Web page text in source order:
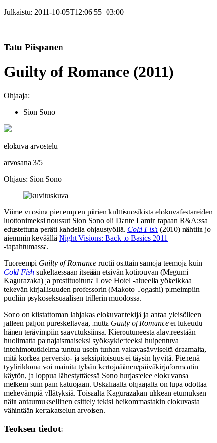
Julkaistu: 2011-10-05T12:06:55+03:00
Tatu Piispanen
Guilty of Romance (2011)
Ohjaaja:
Sion Sono
elokuva arvostelu
arvosana 3/5
Ohjaus: Sion Sono
Viime vuosina pienempien piirien kulttisuosikista elokuvafestareiden
luottonimeksi noussut Sion Sono oli Dante Lamin tapaan R&A:ssa
edustettuna peräti kahdella ohjaustyöllä. Cold Fish (2010) nähtiin jo
aiemmin keväällä Night Visions: Back to Basics 2011
‑tapahtumassa.
Tuoreempi Guilty of Romance ruotii osittain samoja teemoja kuin
Cold Fish sukeltaessaan itseään etsivän kotirouvan (Megumi
Kagurazaka) ja prostituoituna Love Hotel ‑alueella yökeikkaa
tekevän kirjallisuuden professorin (Makoto Togashi) pimeimpiin
puoliin psykoseksuaalisen trillerin muodossa.
Sono on kiistattoman lahjakas elokuvantekijä ja antaa yleisölleen
jälleen paljon pureskeltavaa, mutta Guilty of Romance ei lukeudu
hänen terävimpiin saavutuksiinsa. Kieroutuneesta alavireestään
huolimatta painajaismaiseksi syöksykierteeksi huipentuva
intohimotutkielma tuntuu usein turhan vakavasävyiseltä draamalta,
mitä korkea perversio‑ ja seksipitoisuus ei täysin hyvitä. Pienenä
tyylirikkona voi mainita tylsän kertojaäänen/päiväkirjaformaatin
käytön, ja loppua lähestyttäessä Sono hurjastelee elokuvansa
melkein suin päin katuojaan. Uskaliaalta ohjaajalta on lupa odottaa
mehevämpiä yllätyksiä. Toisaalta Kagurazakan uhkean etumuksen
näin antaumuksellinen esittely tekisi heikommastakin elokuvasta
vähintään kertakatselun arvoisen.
Teoksen tiedot: